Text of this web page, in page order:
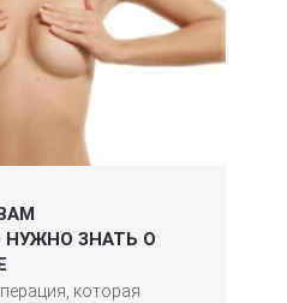
ЗНАТЬ О
которая